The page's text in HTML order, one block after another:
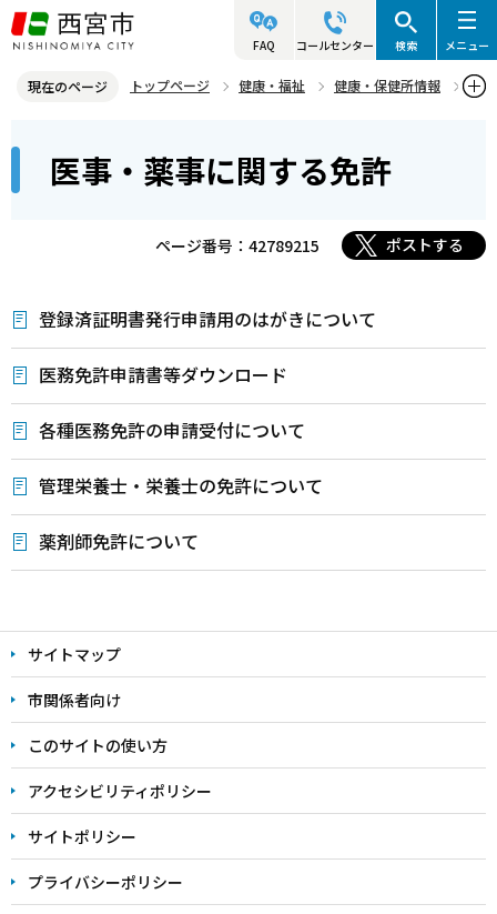
こ
の
ジ
先
FAQ コールセンター 検索 メニュー
現在のページ トップページ 健康・福祉
健康・保健所情報
こ
医事・薬事に関する免許
ページ番号：42789215 ポストする
登録済証明書発行申請用のはがきについて
医務免許申請書等ダウンロード
各種医務免許の申請受付について
管理栄養士・栄養士の免許について
薬剤師免許について
文
こ
こ
ま
で
サイトマップ
市関係者向け
このサイトの使い方
アクセシビリティポリシー
サイトポリシー
プライバシーポリシー